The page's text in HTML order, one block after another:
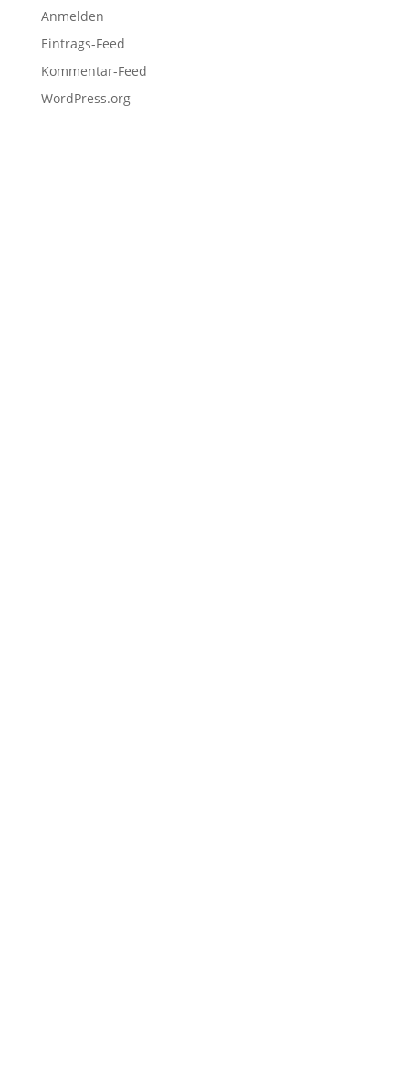
Anmelden
Eintrags-Feed
Kommentar-Feed
WordPress.org